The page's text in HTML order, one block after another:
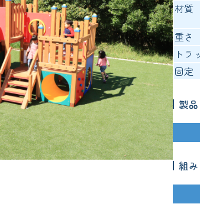
材質
重さ
トラ
固定
製
組